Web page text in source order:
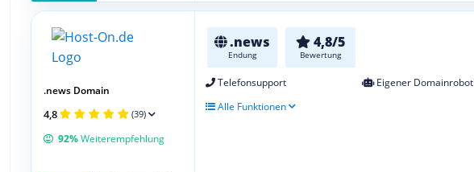
.news
Endung
4,8/5
Bewertung
Telefonsupport
Eigener Domainrobot
Alle Funktionen
.news Domain
4,8 (39)
92%Weiterempfehlung